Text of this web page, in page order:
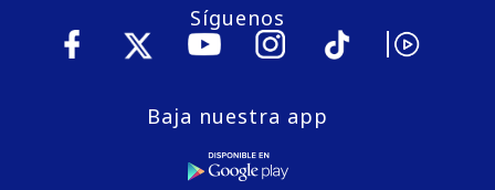
Síguenos
Baja nuestra app